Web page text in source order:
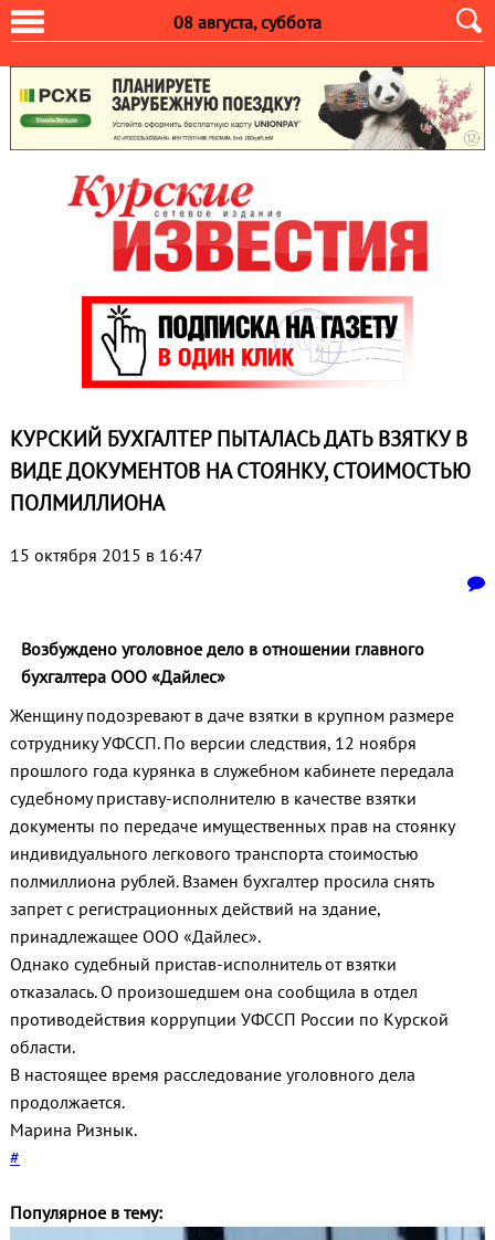
08 августа, суббота
КУРСКИЙ БУХГАЛТЕР ПЫТАЛАСЬ ДАТЬ ВЗЯТКУ В
ВИДЕ ДОКУМЕНТОВ НА СТОЯНКУ, СТОИМОСТЬЮ
ПОЛМИЛЛИОНА
15 октября 2015 в 16:47
Возбуждено уголовное дело в отношении главного
бухгалтера ООО «Дайлес»
Женщину подозревают в даче взятки в крупном размере
сотруднику УФССП. По версии следствия, 12 ноября
прошлого года курянка в служебном кабинете передала
судебному приставу-исполнителю в качестве взятки
документы по передаче имущественных прав на стоянку
индивидуального легкового транспорта стоимостью
полмиллиона рублей. Взамен бухгалтер просила снять
запрет с регистрационных действий на здание,
принадлежащее ООО «Дайлес».
Однако судебный пристав-исполнитель от взятки
отказалась. О произошедшем она сообщила в отдел
противодействия коррупции УФССП России по Курской
области.
В настоящее время расследование уголовного дела
продолжается.
Марина Ризнык.
#
Популярное в тему: